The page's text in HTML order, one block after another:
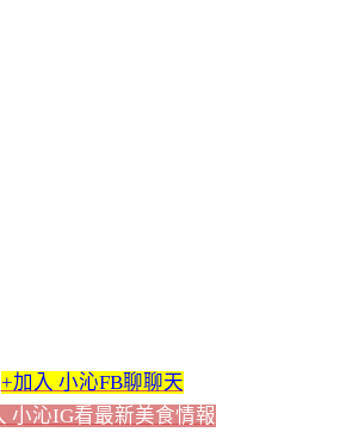
+加入 小沁FB聊聊天
小沁IG看最新美食情報